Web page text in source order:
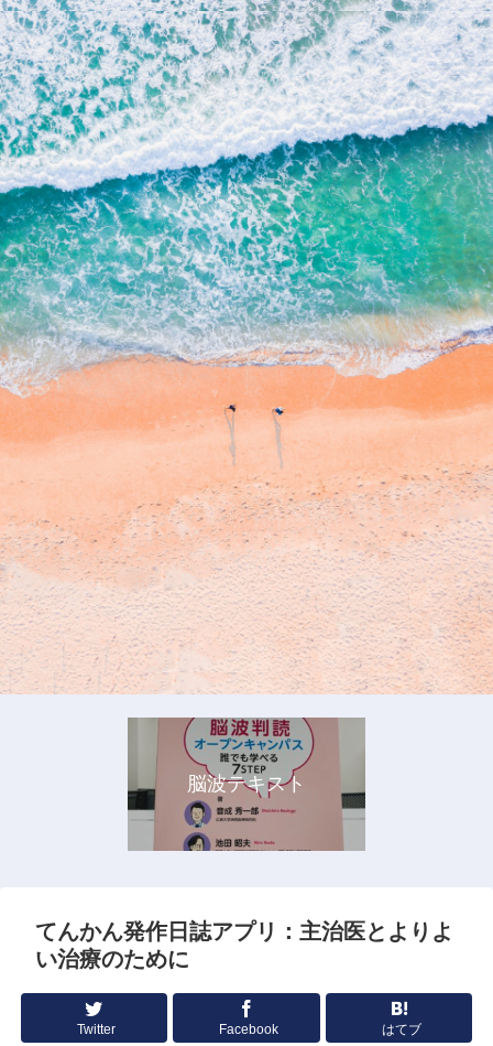
脳波テキスト
てんかん発作日誌アプリ：主治医とよりよ
い治療のために
Twitter Facebook はてブ